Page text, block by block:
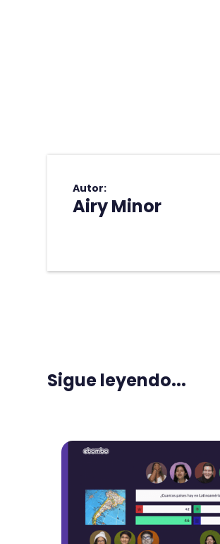
Autor:
Airy Minor
Sigue leyendo...